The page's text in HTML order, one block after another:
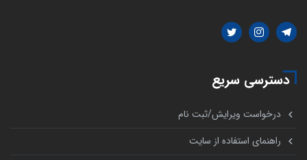
دسترسی سریع
درخواست ویرایش/ثبت نام
راهنمای استفاده از سایت